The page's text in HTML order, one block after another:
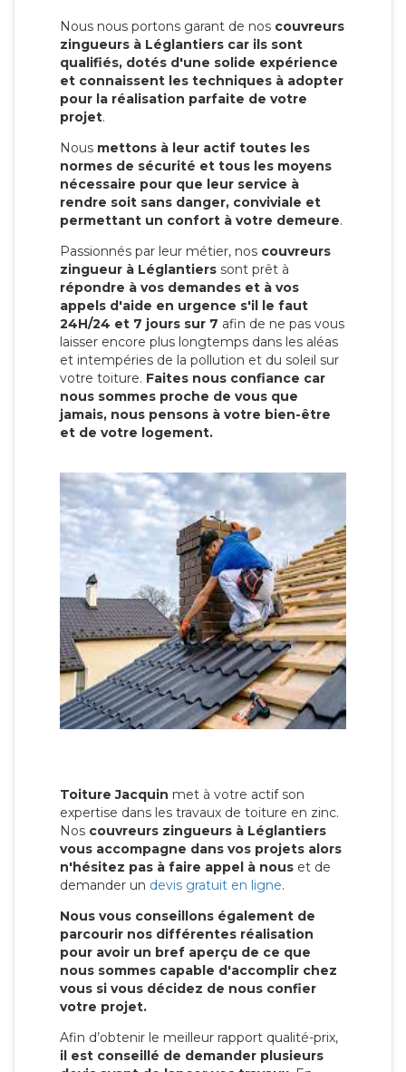
Nous nous portons garant de nos couvreurs
zingueurs à Léglantiers car ils sont
qualifiés, dotés d'une solide expérience
et connaissent les techniques à adopter
pour la réalisation parfaite de votre
projet.
Nous mettons à leur actif toutes les
normes de sécurité et tous les moyens
nécessaire pour que leur service à
rendre soit sans danger, conviviale et
permettant un confort à votre demeure.
Passionnés par leur métier, nos couvreurs
zingueur à Léglantiers sont prêt à
répondre à vos demandes et à vos
appels d'aide en urgence s'il le faut
24H/24 et 7 jours sur 7 afin de ne pas vous
laisser encore plus longtemps dans les aléas
et intempéries de la pollution et du soleil sur
votre toiture. Faites nous confiance car
nous sommes proche de vous que
jamais, nous pensons à votre bien-être
et de votre logement.
Toiture Jacquin met à votre actif son
expertise dans les travaux de toiture en zinc.
Nos couvreurs zingueurs à Léglantiers
vous accompagne dans vos projets alors
n'hésitez pas à faire appel à nous et de
demander un devis gratuit en ligne.
Nous vous conseillons également de
parcourir nos différentes réalisation
pour avoir un bref aperçu de ce que
nous sommes capable d'accomplir chez
vous si vous décidez de nous confier
votre projet.
Afin d’obtenir le meilleur rapport qualité-prix,
il est conseillé de demander plusieurs